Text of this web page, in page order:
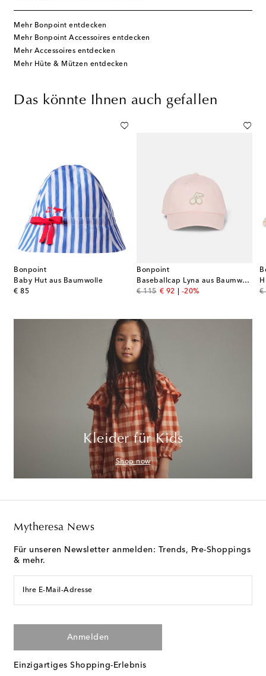
Mehr Bonpoint entdecken
Mehr Bonpoint Accessoires entdecken
Mehr Accessoires entdecken
Mehr Hüte & Mützen entdecken
Das könnte Ihnen auch gefallen
Bonpoint
Baby Hut aus Baumwolle
€ 85
original price
Bonpoint
Baseballcap Lyna aus Baumwolle
€ 115
original price
€ 92
discount price
-20%
€
Kleider für Kids
Shop now
Mytheresa News
Für unseren Newsletter anmelden: Trends, Pre-Shoppings
& mehr.
Ihre E-Mail-Adresse
Anmelden
Einzigartiges Shopping-Erlebnis